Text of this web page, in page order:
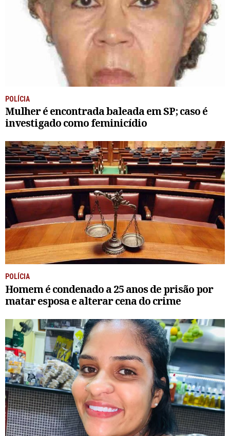
POLÍCIA
Mulher é encontrada baleada em SP; caso é
investigado como feminicídio
POLÍCIA
Homem é condenado a 25 anos de prisão por
matar esposa e alterar cena do crime